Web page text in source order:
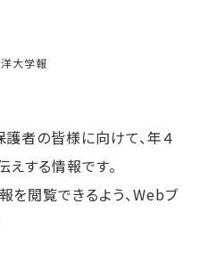
大学報
者の皆様に向けて、年４
えする情報です。
を閲覧できるよう、Webブ